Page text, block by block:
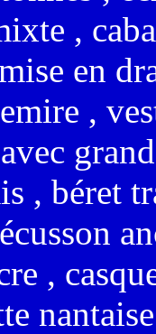
,
en
,
, béret
,